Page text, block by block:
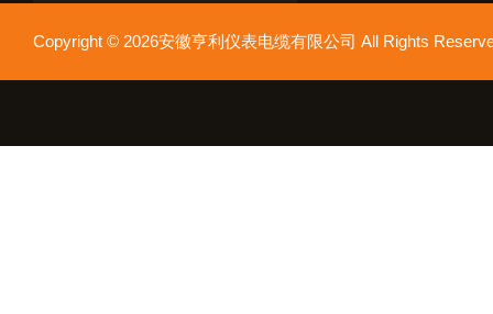
Copyright © 2026安徽亨利仪表电缆有限公司 All Rights